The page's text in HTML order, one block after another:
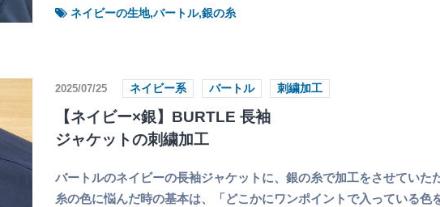
ネイビーの生地,バートル,銀の糸
2025/07/25 ネイビー系 バートル 刺繍加工
【ネイビー×銀】BURTLE 長袖
ジャケットの刺繍加工
バートルのネイビーの長袖ジャケットに、銀の糸で加工をさせてい
糸の色に悩んだ時の基本は、「どこかにワンポイントで入っている色